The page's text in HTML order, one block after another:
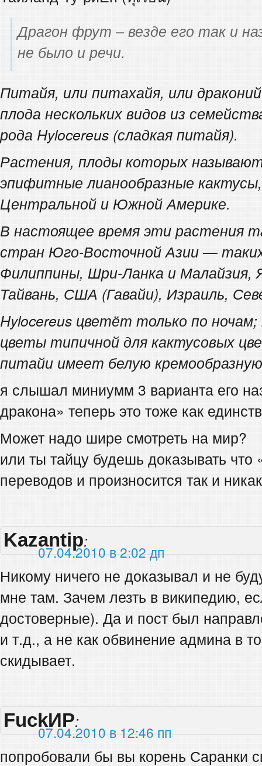
Драгон фрут – везде его так и
не было и речи.
Питайя, или питахайя, или
плода нескольких видов из
рода Hylocereus (сладкая питайя).
Растения, плоды которых
эпифитные лианообразные
Центральной и Южной Америке.
В настоящее время эти растения
стран Юго-Восточной Азии —
Филиппины, Шри-Ланка и Малайзия,
Тайвань, США (Гавайи), Израиль,
Hylocereus цветёт только по
цветы типичной для кактусовых
питайи имеет белую
я слышал миниумм 3 варианта его
дракона» теперь это тоже как
Может надо шире смотреть на мир?
или ты тайцу будешь доказывать
переводов и произносится так и
Kazantip:
07.04.2010 в 2:02 дп
Никому ничего не доказывал и не
мне там. Зачем лезть в википедию,
достоверные). Да и пост был
и т.д., а не как обвинение админа в
скидывает.
FuckИР:
07.04.2010 в 12:46 пп
попробовали бы вы корень Саранки